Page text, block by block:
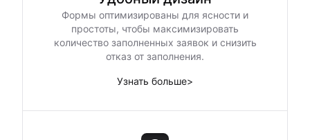
Формы оптимизированы для ясности и
простоты, чтобы максимизировать
количество заполненных заявок и снизить
отказ от заполнения.
Узнать больше>